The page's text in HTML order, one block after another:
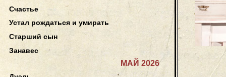
Счастье
Устал рождаться и умирать
Старший сын
Занавес
МАЙ 2026